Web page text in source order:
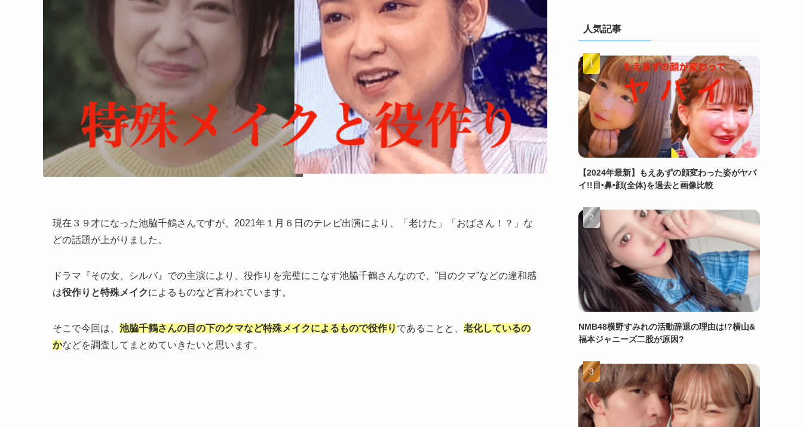
現在３９才になった池脇千鶴さんですが、2021年１月６日のテレビ出演により、「老けた」「おばさん！？」な
どの話題が上がりました。
ドラマ『その女、シルバ』での主演により、役作りを完璧にこなす池脇千鶴さんなので、”目のクマ”などの違和感
は役作りと特殊メイクによるものなど言われています。
そこで今回は、 池脇千鶴さんの目の下のクマなど特殊メイクによるもので役作り であることと、 老化しているの
かなどを調査してまとめていきたいと思います。
人気記事
【2024年最新】もえあずの顔変わった姿がヤバ
イ!!目•鼻•顔(全体)を過去と画像比較
NMB48横野すみれの活動辞退の理由は!?横山&
福本ジャニーズ二股が原因?